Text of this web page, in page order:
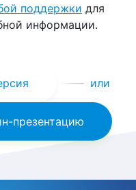
поддержки для
информации.
или
презентацию